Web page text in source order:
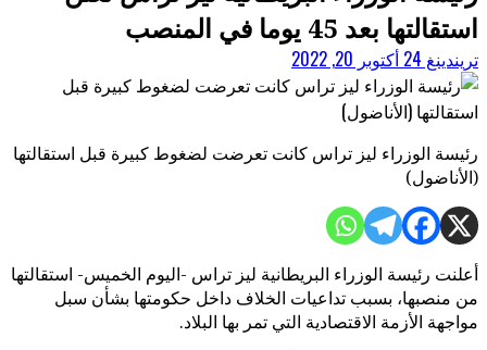
استقالتها بعد 45 يوما في المنصب
تريندينغ 24 أكتوبر 20, 2022
رئيسة الوزراء ليز تراس كانت تعرضت لضغوط كبيرة قبل استقالتها
(الأناضول)
أعلنت رئيسة الوزراء البريطانية ليز تراس -اليوم الخميس- استقالتها
من منصبها، بسبب تداعيات الخلاف داخل حكومتها بشأن سبل
مواجهة الأزمة الاقتصادية التي تمر بها البلاد.